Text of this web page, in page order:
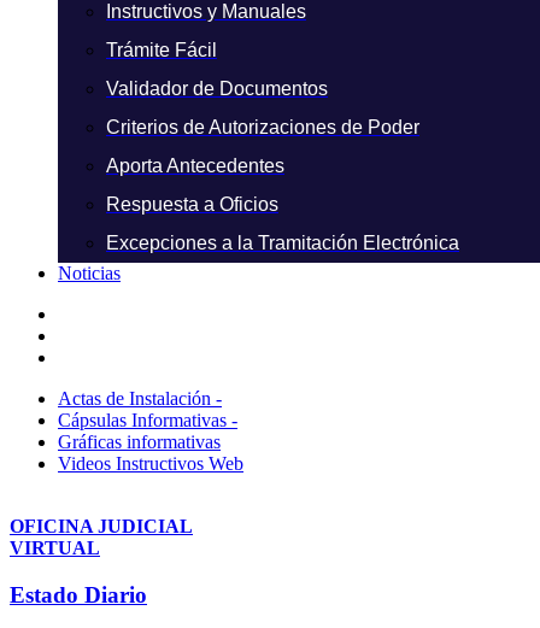
Instructivos y Manuales
Trámite Fácil
Validador de Documentos
Criterios de Autorizaciones de Poder
Aporta Antecedentes
Respuesta a Oficios
Excepciones a la Tramitación Electrónica
Noticias
Actas de Instalación -
Cápsulas Informativas -
Gráficas informativas
Videos Instructivos Web
OFICINA JUDICIAL
VIRTUAL
Estado Diario